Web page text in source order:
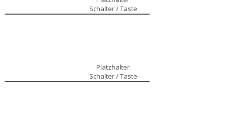
Schalter / Taste
Platzhalter
Schalter / Taste